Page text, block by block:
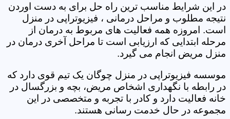
در این شرایط مناسب ترین راه حل برای به دست اوردن
نتیجه مطلوب و مراحل درمانی ، فیزیوتراپی در منزل
است. امروزه همه فعالیت های مربوط به درمان از
مرحله ابتدایی که ارزیابی است تا مراحل آخری درمان در
منزل مریض انجام می گیرد.
موسسه فیزیوتراپی در منزل چوگان یک تیم قوی دارد که
در رابطه با نگهداری اشخاص مریض، بچه و بزرگسال در
خانه فعالیت دارد و کادر با تجربه و متخصصی در این
مجموعه در حال خدمت رسانی هستند.